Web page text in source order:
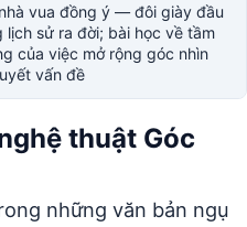
vua đồng ý — đôi giày đầu
lịch sử ra đời; bài học về tầm
của việc mở rộng góc nhìn
vấn đề
thuật Góc
những văn bản ngụ